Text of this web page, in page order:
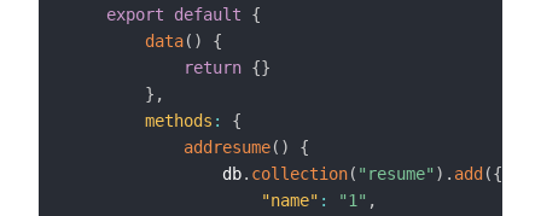
export
default
{
data( )
{
return {}
} ,
methods :
{
addresume( )
{
				db
. collection( "resume" ) . add ({
"name" : "1" ,